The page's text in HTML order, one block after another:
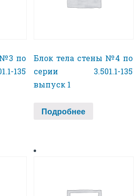
№3 по
135
Блок тела стены №4 по
серии 3.501.1-135
выпуск 1
Подробнее